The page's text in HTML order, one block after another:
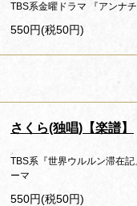
TBS系金曜ドラマ 『アンナ
550円(税50円)
さくら(独唱)【楽譜】
TBS系『世界ウルルン滞在
ーマ
550円(税50円)